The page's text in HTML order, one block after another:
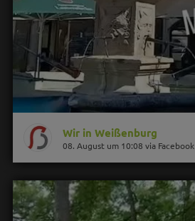
Wir in Weißenburg
08. August um 10:08 via Facebook